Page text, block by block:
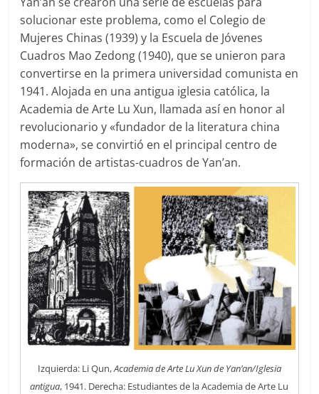
solucionar este problema, como el Colegio de
Mujeres Chinas (1939) y la Escuela de Jóvenes
Cuadros Mao Zedong (1940), que se unieron para
convertirse en la primera universidad comunista en
1941. Alojada en una antigua iglesia católica, la
Academia de Arte Lu Xun, llamada así en honor al
revolucionario y «fundador de la literatura china
moderna», se convirtió en el principal centro de
formación de artistas-cuadros de Yan’an.
Izquierda: Li Qun,Academia de Arte Lu Xun de Yan’an/Iglesia
antigua, 1941. Derecha: Estudiantes de la Academia de Arte Lu